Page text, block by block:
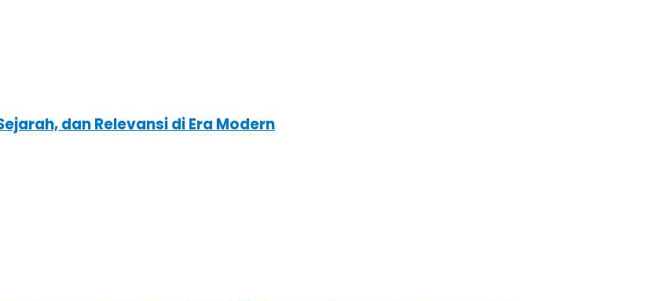
dan Relevansi di Era Modern